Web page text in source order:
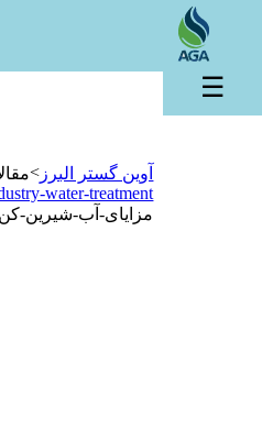
آوین گستر البرز >
water-treatment
مزایای-آب-شیرین-
☰